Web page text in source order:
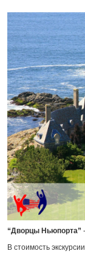
“Дворцы Ньюпорта”
В стоимость